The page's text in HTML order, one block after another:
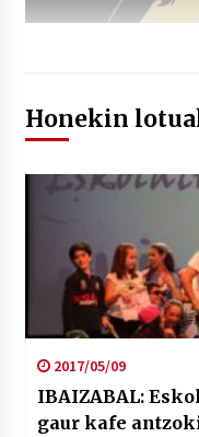
Honekin
2017/05/09
IBAIZABAL:
gaur kafe